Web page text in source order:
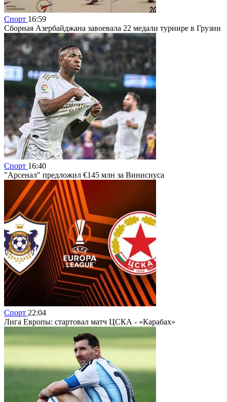
Спорт 16:59
Сборная Азербайджана завоевала 22 медали турнире в Грузии
Спорт 16:40
"Арсенал" предложил €145 млн за Винисиуса
Спорт 22:04
Лига Европы: стартовал матч ЦСКА - «Карабах»